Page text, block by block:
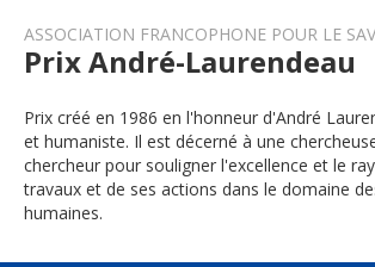
ASSOCIATION FRANCOPHONE POUR LE
Prix André-Laurendeau
Prix créé en 1986 en l'honneur d'André
et humaniste. Il est décerné à une
chercheur pour souligner l'excellence et le
travaux et de ses actions dans le domaine
humaines.